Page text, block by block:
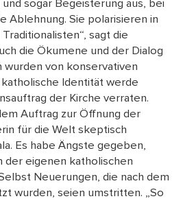
sogar Begeisterung aus, bei
Ablehnung. Sie polarisieren in
sagt die
die Ökumene und der Dialog
wurden von konservativen
Identität werde
der Kirche verraten.
Auftrag zur Öffnung der
für die Welt skeptisch
Es habe Ängste gegeben,
der eigenen katholischen
Neuerungen, die nach dem
wurden, seien umstritten. „So